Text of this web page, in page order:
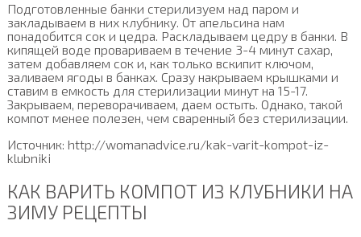
Подготовленные банки стерилизуем над паром и
закладываем в них клубнику. От апельсина нам
понадобится сок и цедра. Раскладываем цедру в банки. В
кипящей воде провариваем в течение 3-4 минут сахар,
затем добавляем сок и, как только вскипит ключом,
заливаем ягоды в банках. Сразу накрываем крышками и
ставим в емкость для стерилизации минут на 15-17.
Закрываем, переворачиваем, даем остыть. Однако, такой
компот менее полезен, чем сваренный без стерилизации.
Источник: http://womanadvice.ru/kak-varit-kompot-iz-
klubniki
КАК ВАРИТЬ КОМПОТ ИЗ КЛУБНИКИ НА
ЗИМУ РЕЦЕПТЫ